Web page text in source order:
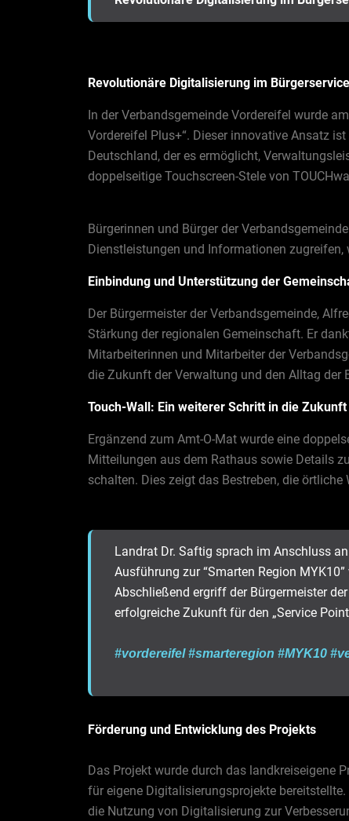
Revolutionäre Digitalisierung im Bürgerservice
In der Verbandsgemeinde Vordereifel wurde
Vordereifel Plus+“. Dieser innovative Ansatz
Deutschland, der es ermöglicht,
doppelseitige Touchscreen-Stele von
Bürgerinnen und Bürger der
Dienstleistungen und Informationen
Einbindung und Unterstützung der
Der Bürgermeister der Verbandsgemeinde,
Stärkung der regionalen Gemeinschaft. Er
Mitarbeiterinnen und Mitarbeiter der
die Zukunft der Verwaltung und den Alltag der
Touch-Wall: Ein weiterer Schritt in die Zukunft
Ergänzend zum Amt-O-Mat wurde eine
Mitteilungen aus dem Rathaus sowie Details
schalten. Dies zeigt das Bestreben, die
Landrat Dr. Saftig sprach im Anschluss
Ausführung zur “Smarten Region
Abschließend ergriff der Bürgermeister
erfolgreiche Zukunft für den „Service
#vordereifel #smarteregion #MYK10
Förderung und Entwicklung des Projekts
Das Projekt wurde durch das landkreiseigene
für eigene Digitalisierungsprojekte
die Nutzung von Digitalisierung zur